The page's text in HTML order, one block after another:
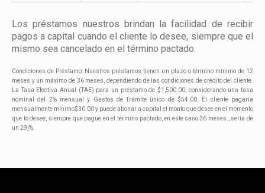
Los préstamos nuestros brindan la facilidad de recibir
pagos a capital cuando el cliente lo desee, siempre que el
mismo sea cancelado en el término pactado.
Condiciones de Préstamo: Nuestros préstamos tienen un plazo o término mínimo de 12
meses y un máximo de 36 meses, dependiendo de las condiciones de crédito del cliente.
La Tasa Efectiva Anual (TAE) para un préstamo de $1,500.00, considerando una tasa
nominal del 2% mensual y Gastos de Trámite único de $54.00. El cliente pagaría
mensualmente mínimo$30.00 y puede abonar a capital el monto que desee en el momento
que lo desee, siempre que pague en el término pactado, en este caso 36 meses., sería de
un 29j%.